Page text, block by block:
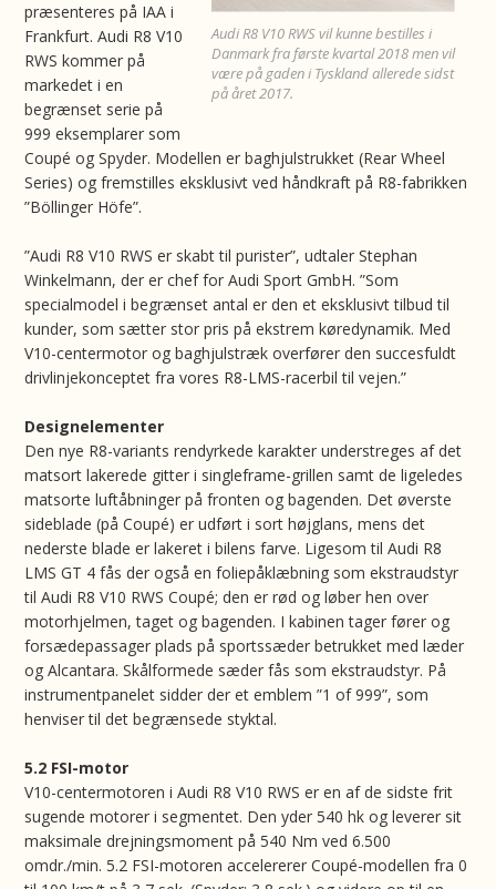
Audi R8 V10 RWS vil kunne bestilles i
Danmark fra første kvartal 2018 men vil
være på gaden i Tyskland allerede sidst
på året 2017.
præsenteres på IAA i
Frankfurt. Audi R8 V10
RWS kommer på
markedet i en
begrænset serie på
999 eksemplarer som
Coupé og Spyder. Modellen er baghjulstrukket (Rear Wheel
Series) og fremstilles eksklusivt ved håndkraft på R8-fabrikken
”Böllinger Höfe”.
”Audi R8 V10 RWS er skabt til purister”, udtaler Stephan
Winkelmann, der er chef for Audi Sport GmbH. ”Som
specialmodel i begrænset antal er den et eksklusivt tilbud til
kunder, som sætter stor pris på ekstrem køredynamik. Med
V10-centermotor og baghjulstræk overfører den succesfuldt
drivlinjekonceptet fra vores R8-LMS-racerbil til vejen.”
Designelementer
Den nye R8-variants rendyrkede karakter understreges af det
matsort lakerede gitter i singleframe-grillen samt de ligeledes
matsorte luftåbninger på fronten og bagenden. Det øverste
sideblade (på Coupé) er udført i sort højglans, mens det
nederste blade er lakeret i bilens farve. Ligesom til Audi R8
LMS GT 4 fås der også en foliepåklæbning som ekstraudstyr
til Audi R8 V10 RWS Coupé; den er rød og løber hen over
motorhjelmen, taget og bagenden. I kabinen tager fører og
forsædepassager plads på sportssæder betrukket med læder
og Alcantara. Skålformede sæder fås som ekstraudstyr. På
instrumentpanelet sidder der et emblem ”1 of 999”, som
henviser til det begrænsede styktal.
5.2 FSI-motor
V10-centermotoren i Audi R8 V10 RWS er en af de sidste frit
sugende motorer i segmentet. Den yder 540 hk og leverer sit
maksimale drejningsmoment på 540 Nm ved 6.500
omdr./min. 5.2 FSI-motoren accelererer Coupé-modellen fra 0